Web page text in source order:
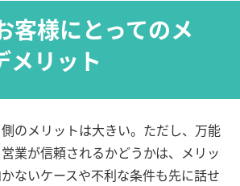
客様にとってのメ
メリット
のメリットは大きい。ただし、万能
業が信頼されるかどうかは、メリッ
ないケースや不利な条件も先に話せ